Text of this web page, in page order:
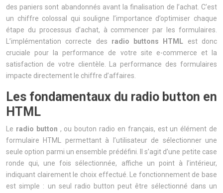
des paniers sont abandonnés avant la finalisation de l’achat. C’est
un chiffre colossal qui souligne l’importance d’optimiser chaque
étape du processus d’achat, à commencer par les formulaires.
L’implémentation correcte des radio buttons HTML est donc
cruciale pour la performance de votre site e-commerce et la
satisfaction de votre clientèle. La performance des formulaires
impacte directement le chiffre d’affaires.
Les fondamentaux du radio button en
HTML
Le radio button , ou bouton radio en français, est un élément de
formulaire HTML permettant à l’utilisateur de sélectionner une
seule option parmi un ensemble prédéfini. Il s’agit d’une petite case
ronde qui, une fois sélectionnée, affiche un point à l’intérieur,
indiquant clairement le choix effectué. Le fonctionnement de base
est simple : un seul radio button peut être sélectionné dans un